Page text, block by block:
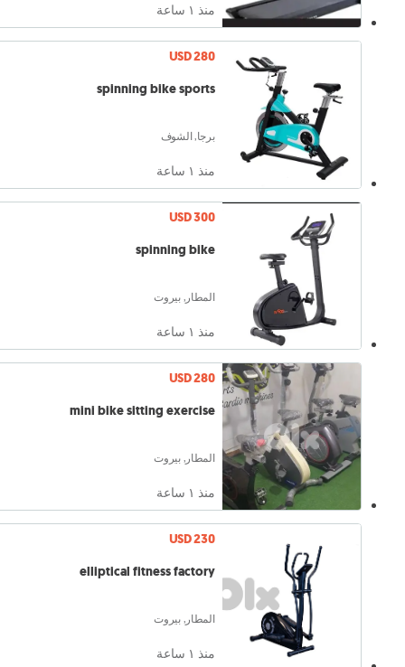
منذ ١ ساعة
USD 280
spinning bike sports
برجا, الشوف
منذ ١ ساعة
USD 300
spinning bike
المطار, بيروت
منذ ١ ساعة
USD 280
mini bike sitting exercise
المطار, بيروت
منذ ١ ساعة
USD 230
elliptical fitness factory
المطار, بيروت
منذ ١ ساعة